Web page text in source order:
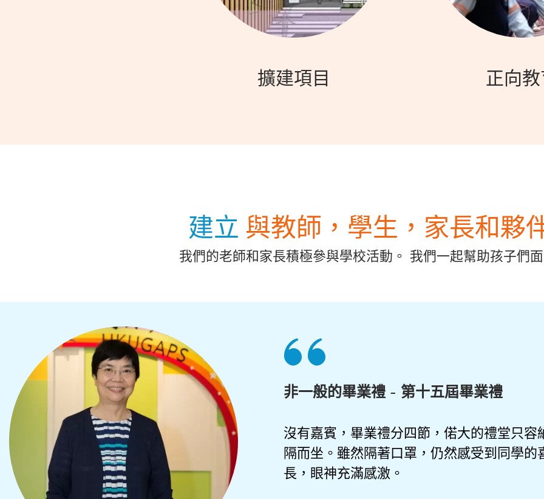
擴建項目 正向
建立與教師，學生，家長和夥
我們的老師和家長積極參與學校活動。 我們一起幫助孩子們
非一般的畢業禮 - 第十五屆畢業禮
沒有嘉賓，畢業禮分四節，偌大的禮堂只
隔而坐。雖然隔著口罩，仍然感受到同學
長，眼神充滿感激。